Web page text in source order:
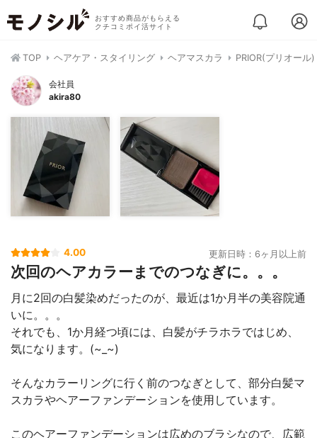
おすすめ商品がもらえる
クチコミポイ活サイト
TOP ヘアケア・スタイリング ヘアマスカラ PRIOR(プリオール
会社員
akira80
4.00 更新日時：6ヶ月以上前
次回のヘアカラーまでのつなぎに。。。
月に2回の白髪染めだったのが、最近は1か月半の美容院通
いに。。。
それでも、1か月経つ頃には、白髪がチラホラではじめ、
気になります。(~_~)
そんなカラーリングに行く前のつなぎとして、部分白髪マ
スカラやヘアーファンデーションを使用しています。
このヘアーファンデーションは広めのブラシなので、広範